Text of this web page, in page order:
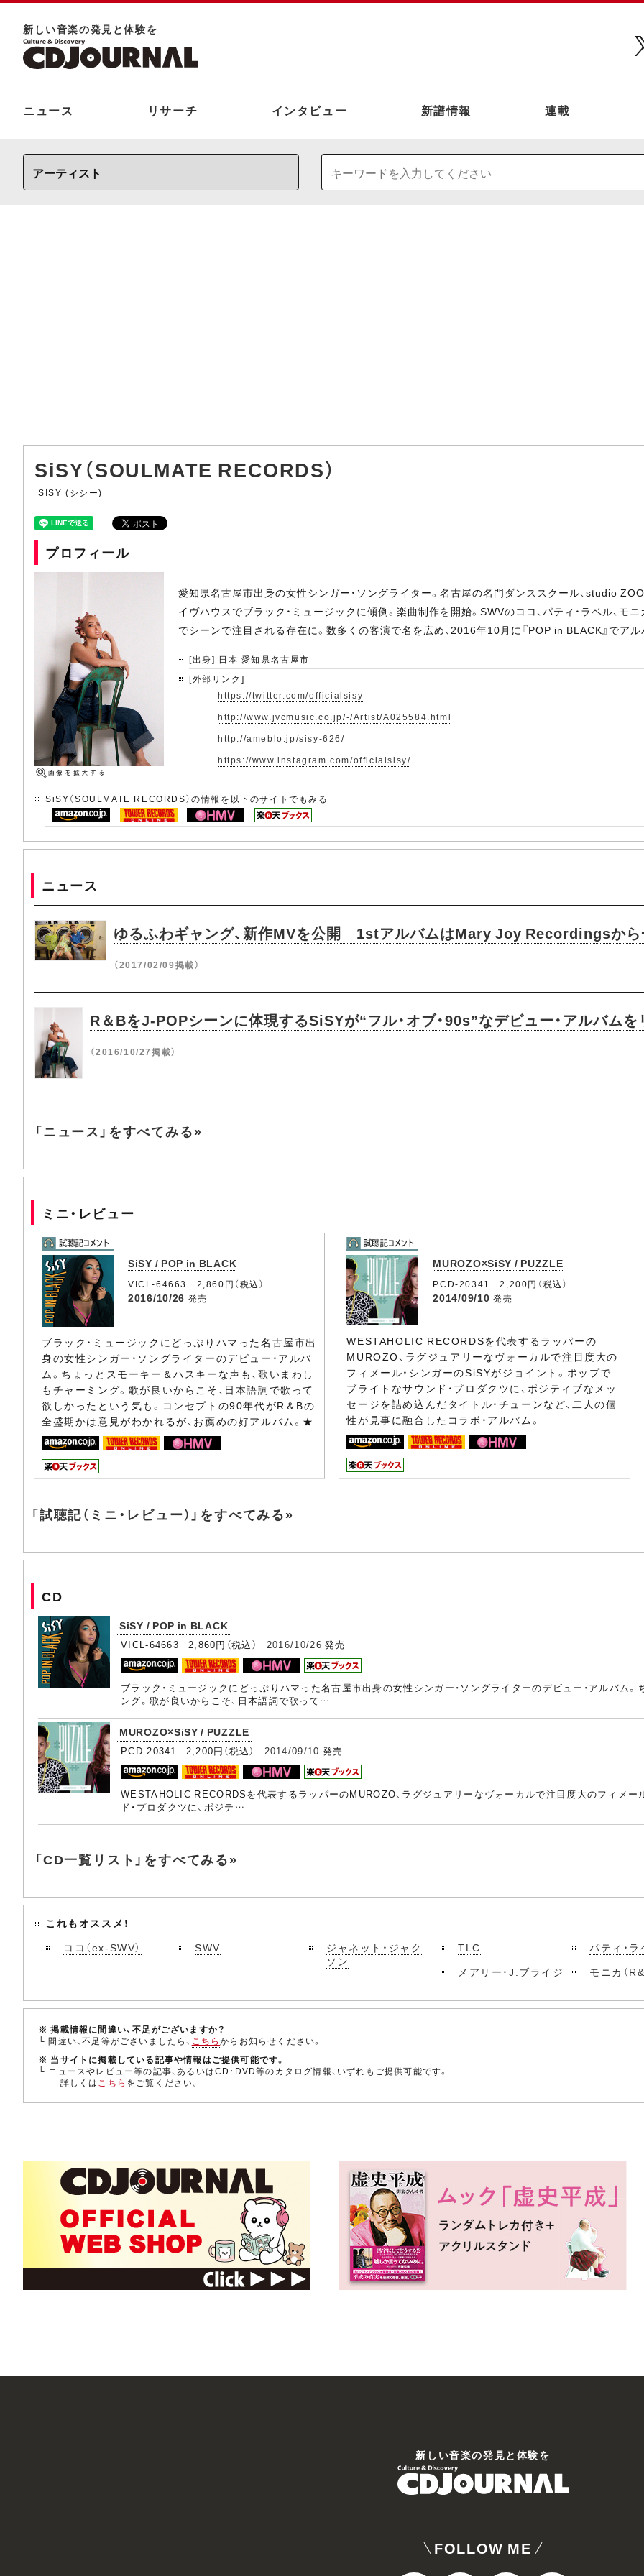
新しい⾳楽の発⾒と体験を
ニュース リサーチ インタビュー 新譜情報 連載
SiSY（SOULMATE RECORDS）
SISY (シシー)
プロフィール
愛知県名古屋市出身の女性シンガー・ソングライター。名古屋の名門ダンススクール、studio
イヴハウスでブラック・ミュージックに傾倒。楽曲制作を開始。SWVのココ、パティ・ラベル、
でシーンで注目される存在に。数多くの客演で名を広め、2016年10月に『POP in BLACK』でアル
[出身] 日本 愛知県名古屋市
[外部リンク]
https://twitter.com/officialsisy
http://www.jvcmusic.co.jp/-/Artist/A025584.html
http://ameblo.jp/sisy-626/
https://www.instagram.com/officialsisy/
SiSY（SOULMATE RECORDS）の情報を以下のサイトでもみる
ニュース
ゆるふわギャング、新作MVを公開 1stアルバムはMary Joy Recordingsから
（2017/02/09掲載）
R＆BをJ-POPシーンに体現するSiSYが“フル・オブ・90s”なデビュー・アルバムを
（2016/10/27掲載）
「ニュース」をすべてみる»
ミニ・レビュー
SiSY / POP in BLACK
VICL-64663 2,860円（税込）
2016/10/26 発売
ブラック・ミュージックにどっぷりハマった名古屋市出
身の女性シンガー・ソングライターのデビュー・アルバ
ム。ちょっとスモーキー＆ハスキーな声も、歌いまわし
もチャーミング。歌が良いからこそ、日本語詞で歌って
欲しかったという気も。コンセプトの90年代がR＆Bの
全盛期かは意見がわかれるが、お薦めの好アルバム。★
MUROZO×SiSY / PUZZLE
PCD-20341 2,200円（税込）
2014/09/10 発売
WESTAHOLIC RECORDSを代表するラッパーの
MUROZO、ラグジュアリーなヴォーカルで注目度大の
フィメール・シンガーのSiSYがジョイント。ポップで
ブライトなサウンド・プロダクツに、ポジティブなメッ
セージを詰め込んだタイトル・チューンなど、二人の個
性が見事に融合したコラボ・アルバム。
「試聴記（ミニ・レビュー）」をすべてみる»
CD
SiSY / POP in BLACK
VICL-64663 2,860円（税込） 2016/10/26 発売
ブラック・ミュージックにどっぷりハマった名古屋市出身の女性シンガー・ソングライターのデビュー・アルバム
ング。歌が良いからこそ、日本語詞で歌って…
MUROZO×SiSY / PUZZLE
PCD-20341 2,200円（税込） 2014/09/10 発売
WESTAHOLIC RECORDSを代表するラッパーのMUROZO、ラグジュアリーなヴォーカルで注目度大のフィメー
ド・プロダクツに、ポジテ…
「CD一覧リスト」をすべてみる»
これもオススメ！
ココ（ex-SWV）
SWV
ジャネット・ジャク
ソン
TLC パティ・ラ
メアリー・J.ブライジ
モニカ（
※ 掲載情報に間違い、不足がございますか？
└ 間違い、不足等がございましたら、 こちらからお知らせください。
※ 当サイトに掲載している記事や情報はご提供可能です。
└ ニュースやレビュー等の記事、あるいはCD・DVD等のカタログ情報、いずれもご提供可能です。
詳しくはこちら をご覧ください。
新しい⾳楽の発⾒と体験を
FOLLOW ME